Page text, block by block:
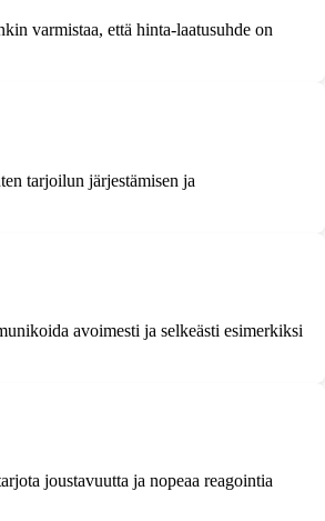
varmistaa, että hinta-laatusuhde on
tarjoilun järjestämisen ja
avoimesti ja selkeästi esimerkiksi
joustavuutta ja nopeaa reagointia